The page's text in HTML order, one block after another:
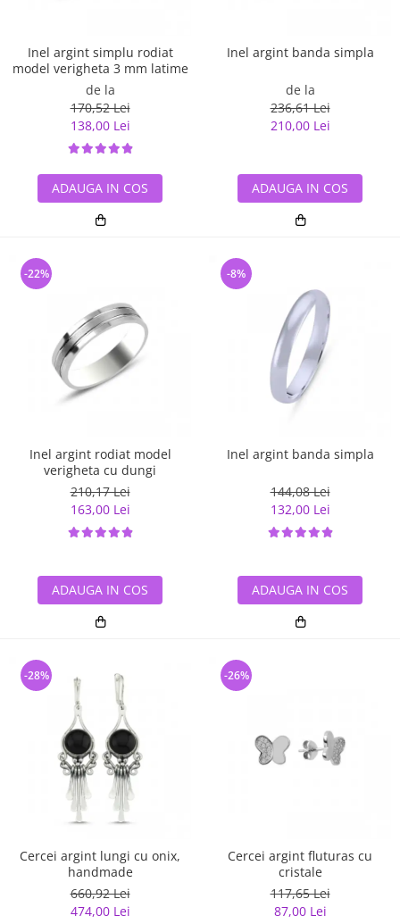
Inel argint simplu rodiat
model verigheta 3 mm latime
de la
170,52 Lei
138,00 Lei
ADAUGA IN COS
Inel argint banda simpla
de la
236,61 Lei
210,00 Lei
ADAUGA IN COS
Inel argint rodiat model
verigheta cu dungi
210,17 Lei
163,00 Lei
-22%
ADAUGA IN COS
Inel argint banda simpla
144,08 Lei
132,00 Lei
-8%
ADAUGA IN COS
Cercei argint lungi cu onix,
handmade
660,92 Lei
474,00 Lei
-28%
Cercei argint fluturas cu
cristale
117,65 Lei
87,00 Lei
-26%